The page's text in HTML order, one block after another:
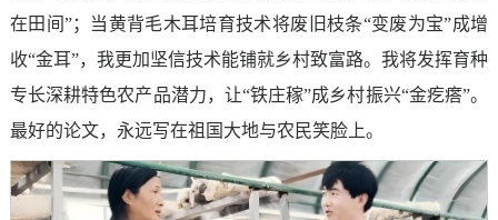
在田间”；当黄背毛木耳培育技术将废旧枝条“变废为宝”成增
收“金耳”，我更加坚信技术能铺就乡村致富路。我将发挥育种
专长深耕特色农产品潜力，让“铁庄稼”成乡村振兴“金疙瘩”。
最好的论文，永远写在祖国大地与农民笑脸上。